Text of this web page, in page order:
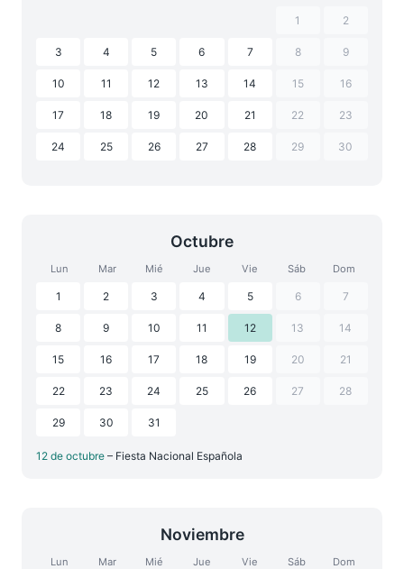
1 2
3 4 5 6 7 8 9
10 11 12 13 14 15 16
17 18 19 20 21 22 23
24 25 26 27 28 29 30
Octubre
Lun Mar Mié Jue Vie Sáb Dom
1 2 3 4 5 6 7
8 9 10 11 12 13 14
15 16 17 18 19 20 21
22 23 24 25 26 27 28
29 30 31
12 de octubre – Fiesta Nacional Española
Noviembre
Lun Mar Mié Jue Vie Sáb Dom